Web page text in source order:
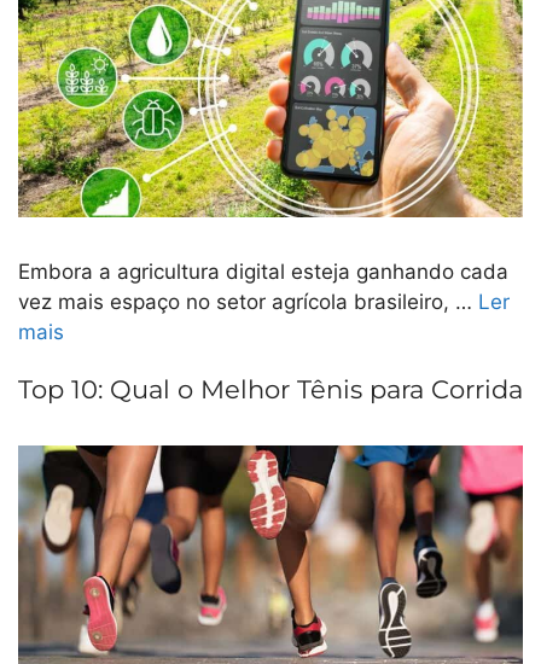
Embora a agricultura digital esteja ganhando cada
vez mais espaço no setor agrícola brasileiro, … Ler
mais
Top 10: Qual o Melhor Tênis para Corrida